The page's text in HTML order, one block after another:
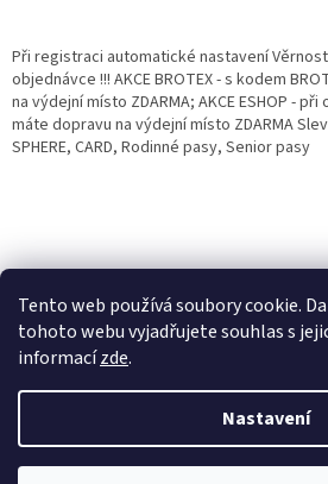
Tento web používá soubory cookie.
tohoto webu vyjadřujete souhlas s
informacízde.
Nastavení
nastavená Věrnostní sleva 3% - 10% na
víc nakoupíte, tím větší slevu můžete získat.
Využít můžete i "Slevové kody" nebo DOPRAVU
Při registraci automatické nastavení
objednávce !!! AKCE BROTEX - s kodem
na výdejní místo ZDARMA; AKCE ESHOP -
máte dopravu na výdejní místo ZDARMA
SPHERE, CARD, Rodinné pasy, Senior pasy
Copyright 2026Eshop Jana.